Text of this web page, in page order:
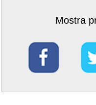
Mostra